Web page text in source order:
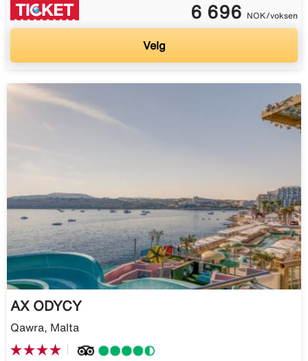
6 696 NOK/voksen
Velg
AX ODYCY
Qawra, Malta